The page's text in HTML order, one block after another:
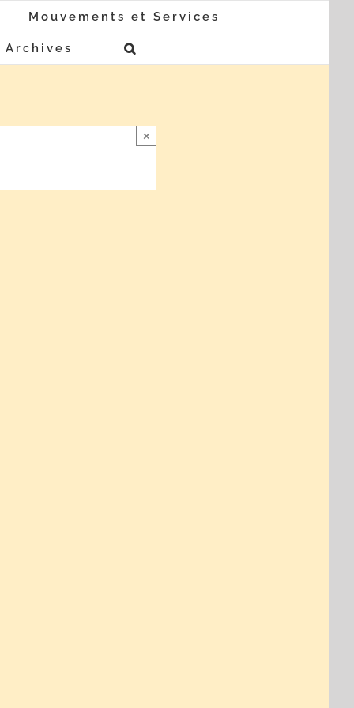
Mouvements et Services
Archives
×